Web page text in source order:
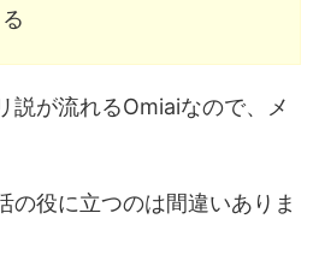
説が流れるOmiaiなので、メ
の役に立つのは間違いありま